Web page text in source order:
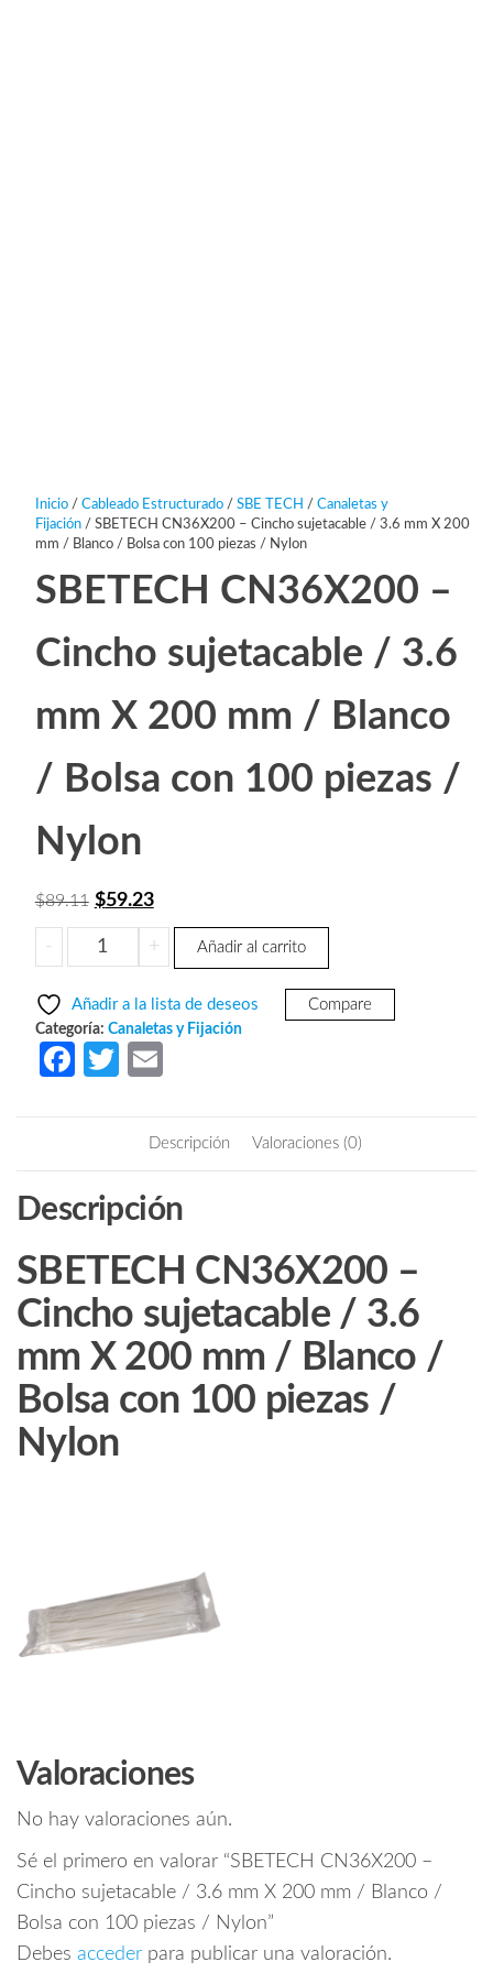
Inicio/ Cableado Estructurado/ SBE TECH / Canaletas y
Fijación/ SBETECH CN36X200 – Cincho sujetacable / 3.6 mm X 200
mm / Blanco / Bolsa con 100 piezas / Nylon
SBETECH CN36X200 –
Cincho sujetacable / 3.6
mm X 200 mm / Blanco
/ Bolsa con 100 piezas /
Nylon
$89.11 El
precio
original
$89.11.
$59.23El
precio
actual
$59.23.
-
SBETECH
CN36X200
Cincho
sujetacable
/
mm
Blanco
/
Bolsa
100
piezas
/
Nylon
+ Añadir al carrito
Añadir a la lista de deseos Compare
Categoría: Canaletas y Fijación
Fa
o
T
itt
ail
Descripción Valoraciones (0)
Descripción
SBETECH CN36X200 –
Cincho sujetacable / 3.6
mm X 200 mm / Blanco /
Bolsa con 100 piezas /
Nylon
Valoraciones
No hay valoraciones aún.
Sé el primero en valorar “SBETECH CN36X200 –
Cincho sujetacable / 3.6 mm X 200 mm / Blanco /
Bolsa con 100 piezas / Nylon”
Debes acceder para publicar una valoración.